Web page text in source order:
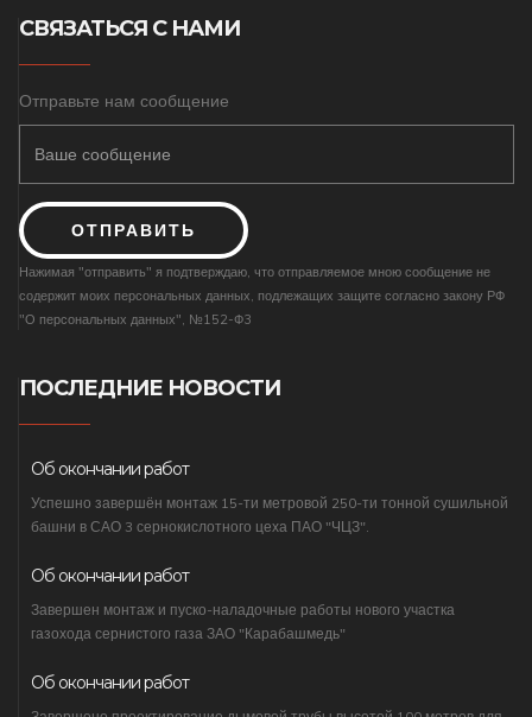
СВЯЗАТЬСЯ С НАМИ
Отправьте нам сообщение
ОТПРАВИТЬ
Нажимая "отправить" я подтверждаю, что отправляемое мною сообщение не
содержит моих персональных данных, подлежащих защите согласно закону РФ
"О персональных данных", №152-Ф3
ПОСЛЕДНИЕ НОВОСТИ
Об окончании работ
Успешно завершён монтаж 15-ти метровой 250-ти тонной сушильной
башни в САО 3 сернокислотного цеха ПАО "ЧЦЗ".
Об окончании работ
Завершен монтаж и пуско-наладочные работы нового участка
газохода сернистого газа ЗАО "Карабашмедь"
Об окончании работ